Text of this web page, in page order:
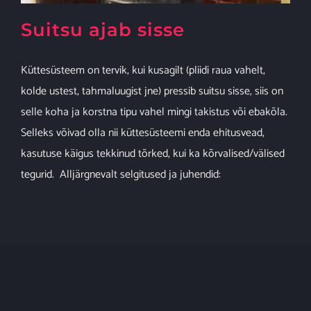
Suitsu ajab sisse
Küttesüsteem on tervik, kui kusagilt (pliidi raua vahelt,
kolde ustest, tahmaluugist jne) pressib suitsu sisse, siis on
selle koha ja korstna tipu vahel mingi takistus või ebakõla.
Selleks võivad olla nii küttesüsteemi enda ehitusvead,
kasutuse käigus tekkinud tõrked, kui ka kõrvalised/välised
tegurid. Alljärgnevalt selgitused ja juhendid: